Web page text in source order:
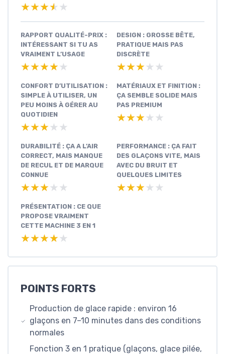
★★★★★
★★★★★
RAPPORT QUALITÉ-PRIX :
INTÉRESSANT SI TU AS
VRAIMENT L’USAGE
★★★★★
★★★★★
DESIGN : GROSSE BÊTE,
PRATIQUE MAIS PAS
DISCRÈTE
★★★★★
★★★★★
CONFORT D’UTILISATION :
SIMPLE À UTILISER, UN
PEU MOINS À GÉRER AU
QUOTIDIEN
★★★★★
★★★★★
MATÉRIAUX ET FINITION :
ÇA SEMBLE SOLIDE MAIS
PAS PREMIUM
★★★★★
★★★★★
DURABILITÉ : ÇA A L’AIR
CORRECT, MAIS MANQUE
DE RECUL ET DE MARQUE
CONNUE
★★★★★
★★★★★
PERFORMANCE : ÇA FAIT
DES GLAÇONS VITE, MAIS
AVEC DU BRUIT ET
QUELQUES LIMITES
★★★★★
★★★★★
PRÉSENTATION : CE QUE
PROPOSE VRAIMENT
CETTE MACHINE 3 EN 1
★★★★★
★★★★★
POINTS FORTS
Production de glace rapide : environ 16
glaçons en 7–10 minutes dans des conditions
normales
Fonction 3 en 1 pratique (glaçons, glace pilée,